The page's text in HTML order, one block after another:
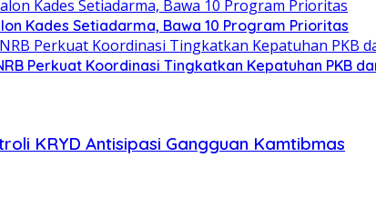
Kades Setiadarma, Bawa 10 Program Prioritas
Perkuat Koordinasi Tingkatkan Kepatuhan PKB
KRYD Antisipasi Gangguan Kamtibmas